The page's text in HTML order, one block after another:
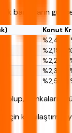
bankaların
Konut
%2,49 -
%2,19 -
%2,29 -
%2,39 -
%2,59 -
olup, bankaların
için karşılaştırma